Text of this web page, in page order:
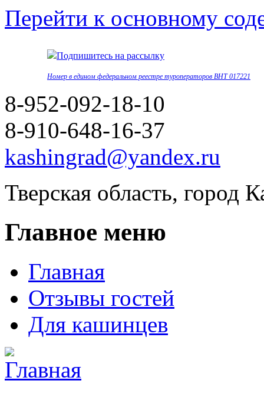
Перейти к основному
Подпишитесь на рассылку
Номер в едином федеральном реестре туроператоров ВНТ 017221
8-952-092-18-10
8-910-648-16-37
kashingrad@yandex.ru
Тверская область, город
Главное меню
Главная
Отзывы гостей
Для кашинцев